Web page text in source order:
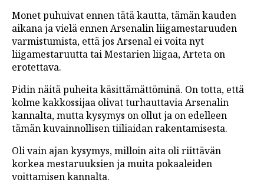
Monet puhuivat ennen tätä kautta, tämän kauden
aikana ja vielä ennen Arsenalin liigamestaruuden
varmistumista, että jos Arsenal ei voita nyt
liigamestaruutta tai Mestarien liigaa, Arteta on
erotettava.
Pidin näitä puheita käsittämättöminä. On totta, että
kolme kakkossijaa olivat turhauttavia Arsenalin
kannalta, mutta kysymys on ollut ja on edelleen
tämän kuvainnollisen tiiliaidan rakentamisesta.
Oli vain ajan kysymys, milloin aita oli riittävän
korkea mestaruuksien ja muita pokaaleiden
voittamisen kannalta.